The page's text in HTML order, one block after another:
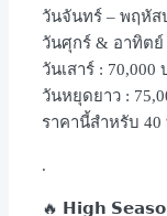
วันจันทร์ – พฤหัส
วันศุกร์ & อาทิตย์
วันเสาร์ : 70,000
วันหยุดยาว :
ราคานี้สำหรับ
.
🔥 𝗛𝗶𝗴𝗵